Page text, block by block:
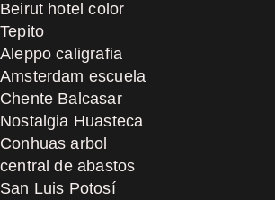
Beirut hotel color
Tepito
Aleppo caligrafia
Amsterdam escuela
Chente Balcasar
Nostalgia Huasteca
Conhuas arbol
central de abastos
San Luis Potosí